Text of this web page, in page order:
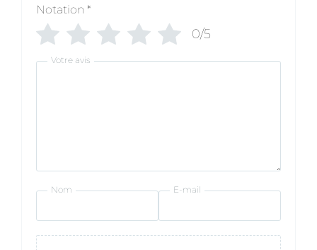
Notation *
0/5
Votre avis
Nom E-mail